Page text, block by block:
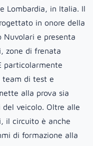
Lombardia, in Italia. Il
in onore della
Nuvolari e presenta
zone di frenata
particolarmente
team di test e
alla prova sia
del veicolo. Oltre alle
il circuito è anche
di formazione alla